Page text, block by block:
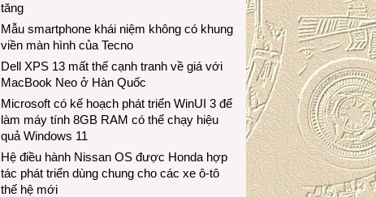
tăng
Mẫu smartphone khái niệm không có khung
viền màn hình của Tecno
Dell XPS 13 mất thế cạnh tranh về giá với
MacBook Neo ở Hàn Quốc
Microsoft có kế hoạch phát triển WinUI 3 để
làm máy tính 8GB RAM có thể chạy hiệu
quả Windows 11
Hệ điều hành Nissan OS được Honda hợp
tác phát triển dùng chung cho các xe ô-tô
thế hệ mới